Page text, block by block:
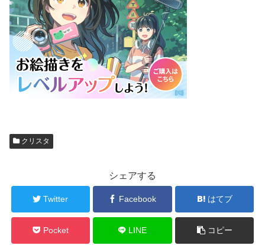
クリスタ
シェアする
Twitter Facebook はてブ
Pocket LINE コピー